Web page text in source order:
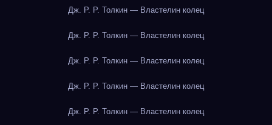
Дж. Р. Р. Толкин — Властелин колец
Дж. Р. Р. Толкин — Властелин колец
Дж. Р. Р. Толкин — Властелин колец
Дж. Р. Р. Толкин — Властелин колец
Дж. Р. Р. Толкин — Властелин колец